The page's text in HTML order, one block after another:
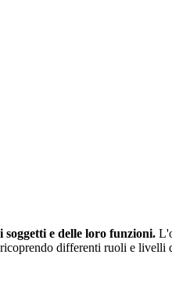
soggetti e delle loro funzioni.
differenti ruoli e livelli